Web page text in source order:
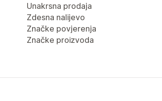
Unakrsna prodaja
Zdesna nalijevo
Značke povjerenja
Značke proizvoda